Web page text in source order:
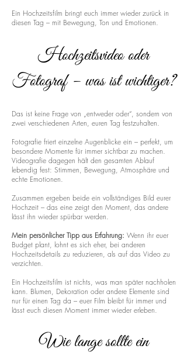
Ein Hochzeitsfilm bringt euch immer wieder zurück in
diesen Tag – mit Bewegung, Ton und Emotionen.
Hochzeitsvideo oder
Fotograf – was ist wichtiger?
Das ist keine Frage von „entweder oder“, sondern von
zwei verschiedenen Arten, euren Tag festzuhalten.
Fotografie friert einzelne Augenblicke ein – perfekt, um
besondere Momente für immer sichtbar zu machen.
Videografie dagegen hält den gesamten Ablauf
lebendig fest: Stimmen, Bewegung, Atmosphäre und
echte Emotionen.
Zusammen ergeben beide ein vollständiges Bild eurer
Hochzeit – das eine zeigt den Moment, das andere
lässt ihn wieder spürbar werden.
Mein persönlicher Tipp aus Erfahrung: Wenn ihr euer
Budget plant, lohnt es sich eher, bei anderen
Hochzeitsdetails zu reduzieren, als auf das Video zu
verzichten.
Ein Hochzeitsfilm ist nichts, was man später nachholen
kann. Blumen, Dekoration oder andere Elemente sind
nur für einen Tag da – euer Film bleibt für immer und
lässt euch diesen Moment immer wieder erleben.
Wie lange sollte ein